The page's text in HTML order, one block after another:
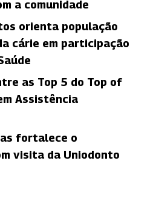
a comunidade
orienta população
cárie em participação
as Top 5 do Top of
Assistência
fortalece o
visita da Uniodonto